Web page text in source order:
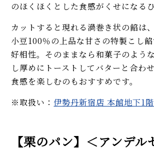
のほくほくとした食感がくせになるひ
カットすると現れる渦巻き状の餡は
小豆100％の上品な甘さの特製こし
好相性。そのままなら和菓子のよう
し厚めにトーストしてバターと合わ
食感を楽しむのもおすすめです。
※取扱い： 伊勢丹新宿店 本館地下1階
【栗のパン】＜アンデ